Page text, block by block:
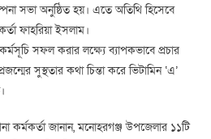
সভা অনুষ্ঠিত হয়। এতে অতিথি হিসেবে
ফাহরিয়া ইসলাম।
সফল করার লক্ষ্যে ব্যাপকভাবে প্রচার
সুস্থতার কথা চিন্তা করে ভিটামিন ‘এ’
কর্মকর্তা জানান, মনোহরগঞ্জ উপজেলার ১১টি